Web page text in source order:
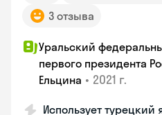
3 отзыва
Уральский
первого президента
Ельцина • 2021 г.
Использует